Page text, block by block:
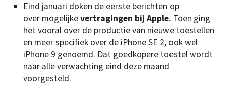
Eind januari doken de eerste berichten op
over mogelijkevertragingen bij Apple. Toen ging
het vooral over de productie van nieuwe toestellen
en meer specifiek over de iPhone SE 2, ook wel
iPhone 9 genoemd. Dat goedkopere toestel wordt
naar alle verwachting eind deze maand
voorgesteld.